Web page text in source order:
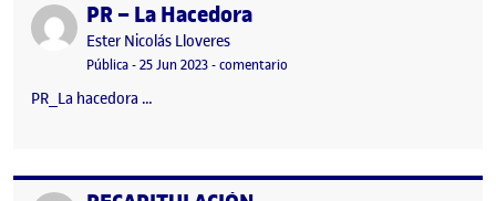
Publicado porPR – La Hacedora
Publicado por
Ester Nicolás Lloveres
Visibilidad:
Pública-Fecha de publicación
25 Jun 2023-comentario
PR_La hacedora …